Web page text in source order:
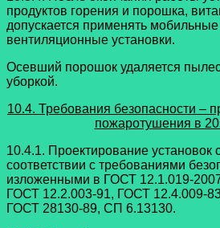
продуктов горения и порошка,
допускается применять
вентиляционные установки.
Осевший порошок удаляется
уборкой.
10.4. Требования безопасности –
пожаротушения в
10.4.1. Проектирование установок
соответствии с требованиями
изложенными в ГОСТ 12.1.019-
ГОСТ 12.2.003-91, ГОСТ 12.4.009-
ГОСТ 28130-89, СП 6.13130.